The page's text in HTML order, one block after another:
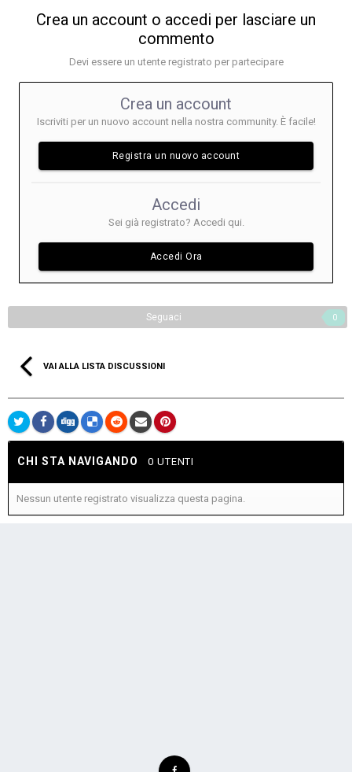
Crea un account o accedi per lasciare un
commento
Devi essere un utente registrato per partecipare
Crea un account
Iscriviti per un nuovo account nella nostra community. È facile!
Registra un nuovo account
Accedi
Sei già registrato? Accedi qui.
Accedi Ora
Seguaci 0
VAI ALLA LISTA DISCUSSIONI
CHI STA NAVIGANDO 0 UTENTI
Nessun utente registrato visualizza questa pagina.